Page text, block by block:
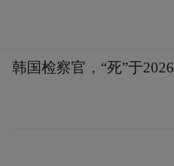
韩国检察官，“死”于2026